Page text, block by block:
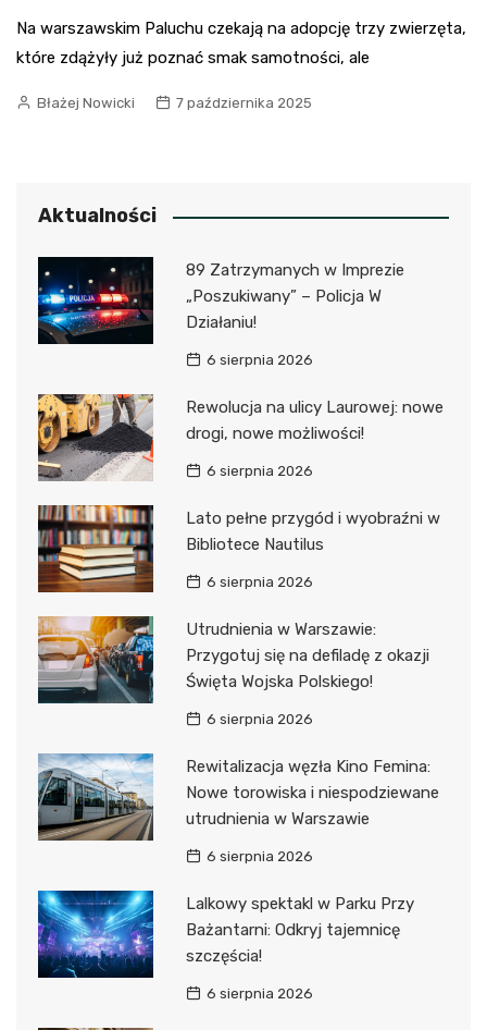
Na warszawskim Paluchu czekają na adopcję trzy zwierzęta,
które zdążyły już poznać smak samotności, ale
Błażej Nowicki 7 października 2025
Aktualności
89 Zatrzymanych w Imprezie
„Poszukiwany” – Policja W
Działaniu!
6 sierpnia 2026
Rewolucja na ulicy Laurowej: nowe
drogi, nowe możliwości!
6 sierpnia 2026
Lato pełne przygód i wyobraźni w
Bibliotece Nautilus
6 sierpnia 2026
Utrudnienia w Warszawie:
Przygotuj się na defiladę z okazji
Święta Wojska Polskiego!
6 sierpnia 2026
Rewitalizacja węzła Kino Femina:
Nowe torowiska i niespodziewane
utrudnienia w Warszawie
6 sierpnia 2026
Lalkowy spektakl w Parku Przy
Bażantarni: Odkryj tajemnicę
szczęścia!
6 sierpnia 2026